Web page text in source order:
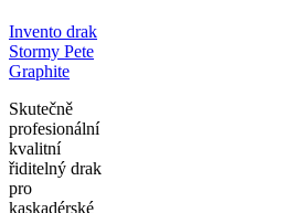
Invento drak
Stormy Pete
Graphite
Skutečně
profesionální
kvalitní
řiditelný drak
pro
kaskadérské